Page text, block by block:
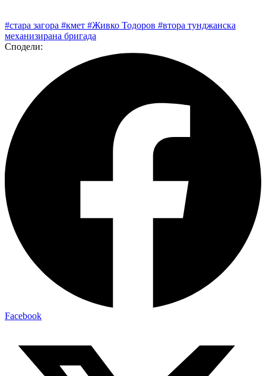
#стара загора #кмет #Живко Тодоров #втора тунджанска
механизирана бригада
Сподели:
Facebook